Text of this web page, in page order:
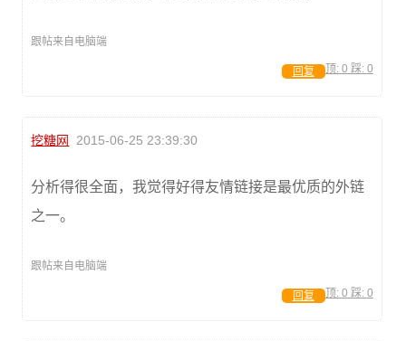
跟帖来自电脑端
顶: 0 踩: 0
回复
挖糖网 2015-06-25 23:39:30
分析得很全面，我觉得好得友情链接是最优质的外链
之一。
跟帖来自电脑端
顶: 0 踩: 0
回复